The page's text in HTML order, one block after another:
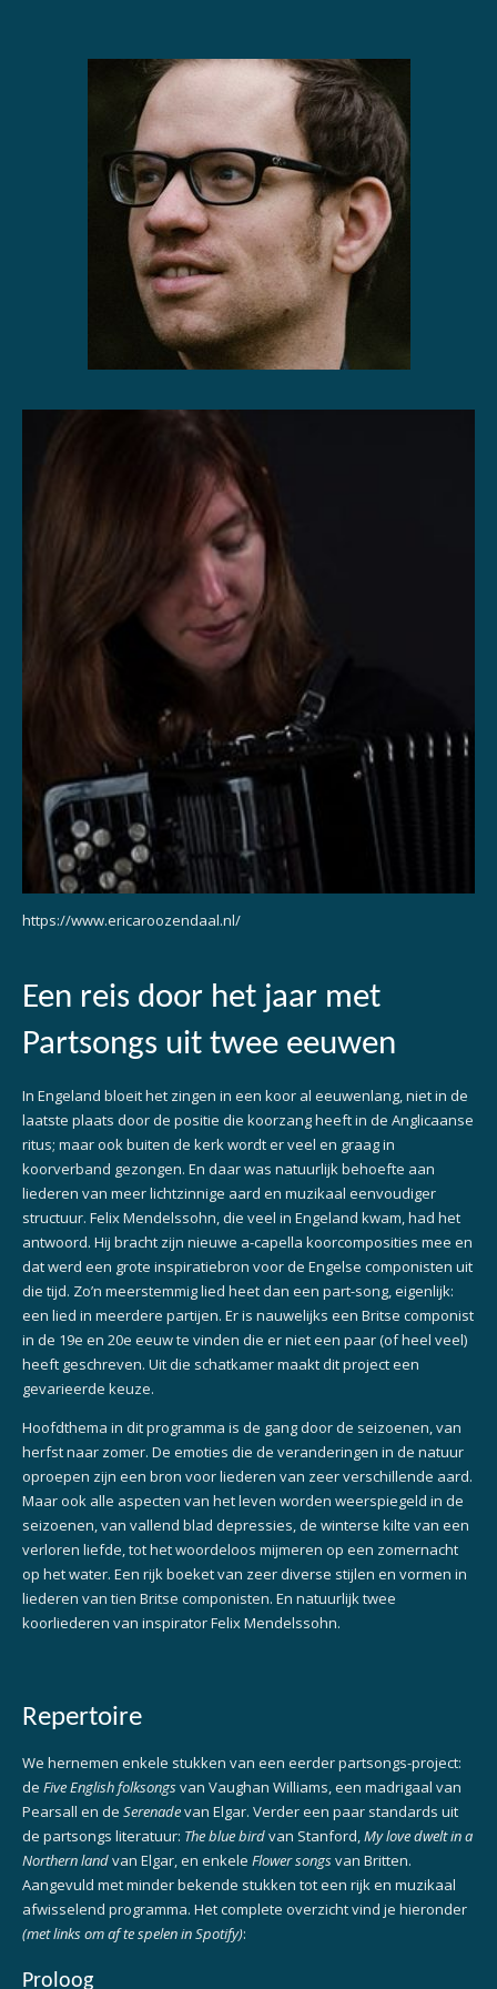
https://www.ericaroozendaal.nl/
Een reis door het jaar met
Partsongs uit twee eeuwen
In Engeland bloeit het zingen in een koor al eeuwenlang, niet in de
laatste plaats door de positie die koorzang heeft in de Anglicaanse
ritus; maar ook buiten de kerk wordt er veel en graag in
koorverband gezongen. En daar was natuurlijk behoefte aan
liederen van meer lichtzinnige aard en muzikaal eenvoudiger
structuur. Felix Mendelssohn, die veel in Engeland kwam, had het
antwoord. Hij bracht zijn nieuwe a-capella koorcomposities mee en
dat werd een grote inspiratiebron voor de Engelse componisten uit
die tijd. Zo’n meerstemmig lied heet dan een part-song, eigenlijk:
een lied in meerdere partijen. Er is nauwelijks een Britse componist
in de 19e en 20e eeuw te vinden die er niet een paar (of heel veel)
heeft geschreven. Uit die schatkamer maakt dit project een
gevarieerde keuze.
Hoofdthema in dit programma is de gang door de seizoenen, van
herfst naar zomer. De emoties die de veranderingen in de natuur
oproepen zijn een bron voor liederen van zeer verschillende aard.
Maar ook alle aspecten van het leven worden weerspiegeld in de
seizoenen, van vallend blad depressies, de winterse kilte van een
verloren liefde, tot het woordeloos mijmeren op een zomernacht
op het water. Een rijk boeket van zeer diverse stijlen en vormen in
liederen van tien Britse componisten. En natuurlijk twee
koorliederen van inspirator Felix Mendelssohn.
Repertoire
We hernemen enkele stukken van een eerder partsongs-project:
de Five English folksongsvan Vaughan Williams, een madrigaal van
Pearsall en de Serenadevan Elgar. Verder een paar standards uit
de partsongs literatuur: The blue birdvan Stanford,My love dwelt in a
Northern landvan Elgar, en enkele Flower songsvan Britten.
Aangevuld met minder bekende stukken tot een rijk en muzikaal
afwisselend programma. Het complete overzicht vind je hieronder
(met links om af te spelen in Spotify):
Proloog